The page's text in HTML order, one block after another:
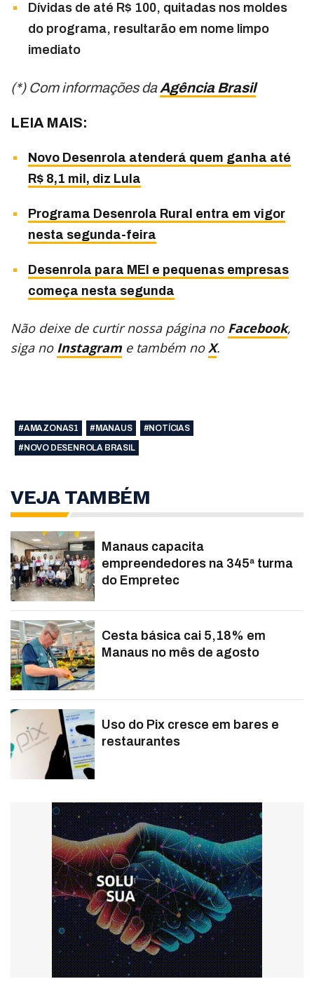
Dívidas de até R$ 100, quitadas nos moldes
do programa, resultarão em nome limpo
imediato
(*) Com informações daAgência Brasil
LEIA MAIS:
Novo Desenrola atenderá quem ganha até
R$ 8,1 mil, diz Lula
Programa Desenrola Rural entra em vigor
nesta segunda-feira
Desenrola para MEI e pequenas empresas
começa nesta segunda
Não deixe de curtir nossa página no Facebook,
siga no Instagram e também noX.
#AMAZONAS1 #MANAUS
#NOTÍCIAS
#NOVO DESENROLA BRASIL
VEJA TAMBÉM
Manaus capacita
empreendedores na 345ª turma
do Empretec
Cesta básica cai 5,18% em
Manaus no mês de agosto
Uso do Pix cresce em bares e
restaurantes